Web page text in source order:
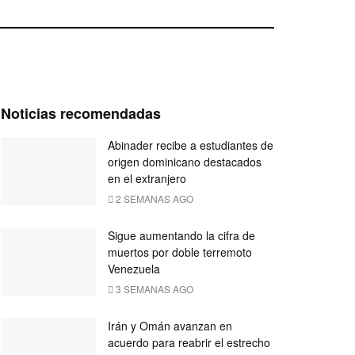
Noticias recomendadas
Abinader recibe a estudiantes de
origen dominicano destacados
en el extranjero
2 SEMANAS AGO
Sigue aumentando la cifra de
muertos por doble terremoto
Venezuela
3 SEMANAS AGO
Irán y Omán avanzan en
acuerdo para reabrir el estrecho